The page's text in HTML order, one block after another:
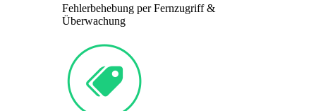
Fehlerbehebung per Fernzugriff &
Überwachung